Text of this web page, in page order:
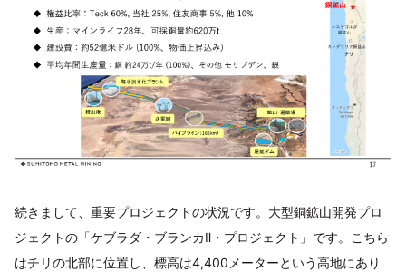
続きまして、重要プロジェクトの状況です。大型銅鉱山開発プロ
ジェクトの「ケブラダ・ブランカⅡ・プロジェクト」です。こちら
はチリの北部に位置し、標高は4,400メーターという高地にあり